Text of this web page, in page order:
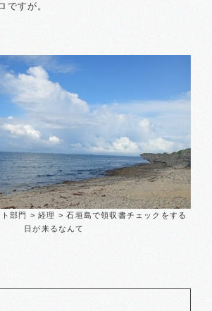
ですが。
部門 >経理 >石垣島で領収書チェックをする
日が来るなんて